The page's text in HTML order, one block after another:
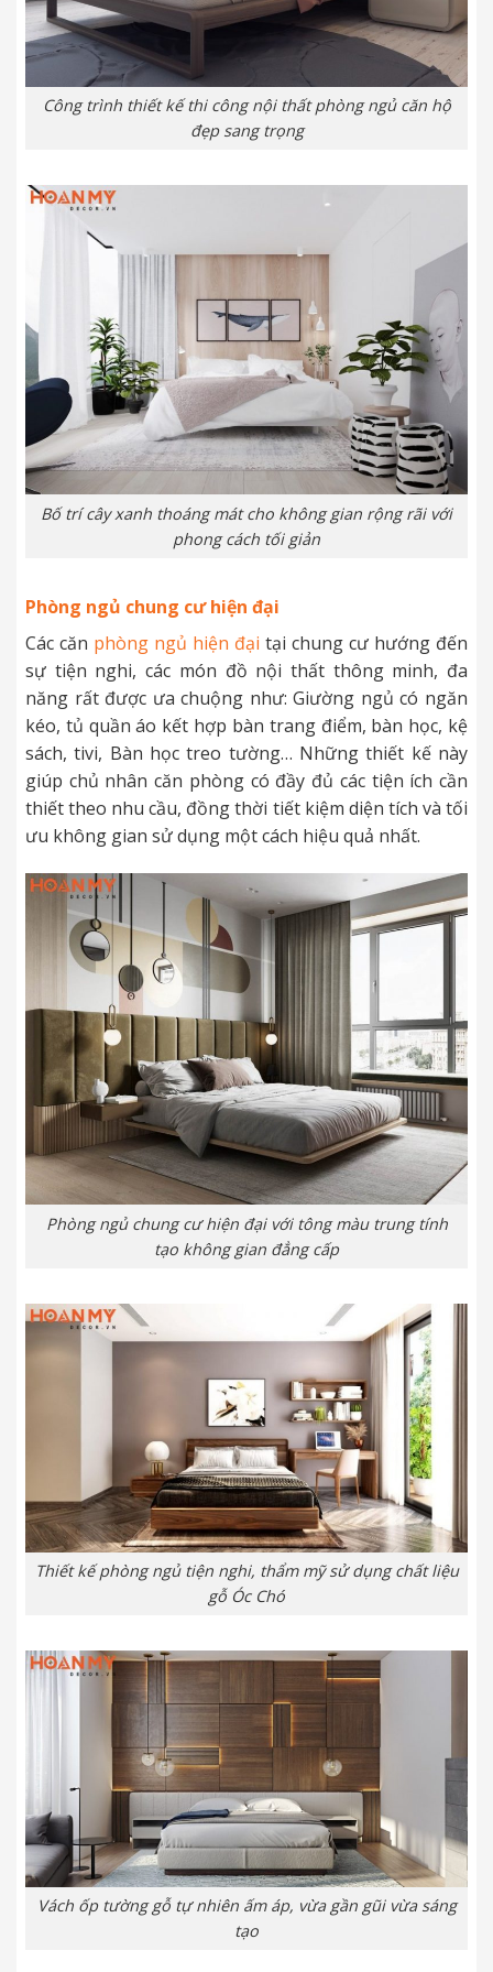
Công trình thiết kế thi công nội thất phòng ngủ căn hộ
đẹp sang trọng
Bố trí cây xanh thoáng mát cho không gian rộng rãi với
phong cách tối giản
Phòng ngủ chung cư hiện đại
Các căn phòng ngủ hiện đại tại chung cư hướng đến
sự tiện nghi, các món đồ nội thất thông minh, đa
năng rất được ưa chuộng như: Giường ngủ có ngăn
kéo, tủ quần áo kết hợp bàn trang điểm, bàn học, kệ
sách, tivi, Bàn học treo tường… Những thiết kế này
giúp chủ nhân căn phòng có đầy đủ các tiện ích cần
thiết theo nhu cầu, đồng thời tiết kiệm diện tích và tối
ưu không gian sử dụng một cách hiệu quả nhất.
Phòng ngủ chung cư hiện đại với tông màu trung tính
tạo không gian đẳng cấp
Thiết kế phòng ngủ tiện nghi, thẩm mỹ sử dụng chất liệu
gỗ Óc Chó
Vách ốp tường gỗ tự nhiên ấm áp, vừa gần gũi vừa sáng
tạo